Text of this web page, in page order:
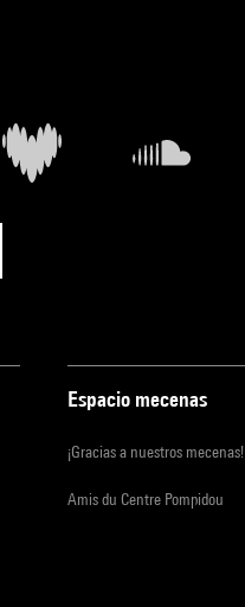
Espacio mecenas
¡Gracias a nuestros mecenas!
Amis du Centre Pompidou